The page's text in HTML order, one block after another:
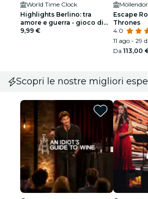
World Time Clock
Highlights Berlino: tra
amore e guerra - gioco di
esplorazione
9,99 €
Escape
Thrones
4.0
11 ago - 29
Da 113,00
Scopri le nostre migliori